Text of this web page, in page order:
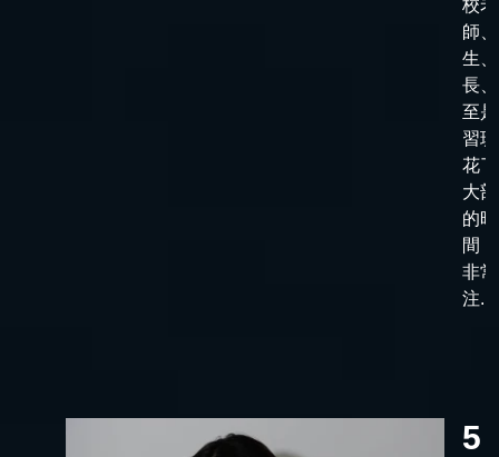
校老
師
生
長
至
習
花
大
的時
間
非
注...
5